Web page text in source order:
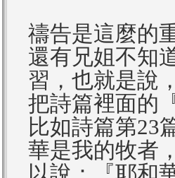
禱告是這麼的
還有兄姐不知
習，也就是說
把詩篇裡面的
比如詩篇第23
華是我的牧者